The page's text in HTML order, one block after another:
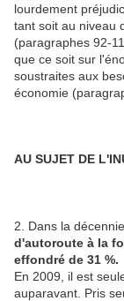
lourdement
tant soit au niveau
(paragraphes 92-
que ce soit sur
soustraites aux
économie
AU SUJET DE
2. Dans la
d'autoroute à la
effondré de 31 %.
En 2009, il est
auparavant. Pris